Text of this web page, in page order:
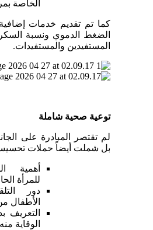
الخاصة
كما تم تقديم خدمات
الضغط الدموي ونسبة
المستفيدين والمستفيدات.
توعية صحية شاملة
لم تقتصر المبادرة على
بل شملت أيضاً حملات
أهمية
للمرأة
دور
الأطفال
التعريف
الوقاية منه